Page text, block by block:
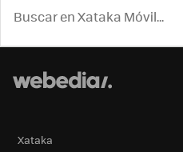
Xataka